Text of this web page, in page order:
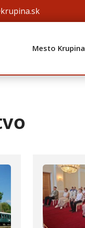
Mesto Krupina